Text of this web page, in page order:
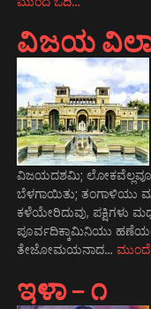
ವಿಜಯ
ವಿಜಯದಶಮಿ;
ಬೆಳಗಾಯಿತು; ತಂಗಾಳಿಯು
ಕಳೆಯೇರಿದುವು, ಪಕ್ಷಿಗಳು
ಪೂರ್ವದಿಕ್ಕಾಮಿನಿಯು
ತೇಜೋಮಯನಾದ…
ಇಳಾ – ೧